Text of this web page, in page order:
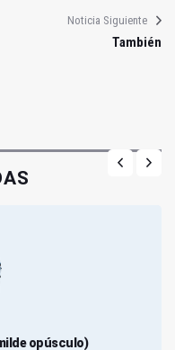
Noticia Siguiente
También
opúsculo)